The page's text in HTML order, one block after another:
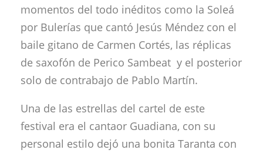
momentos del todo inéditos como la Soleá
por Bulerías que cantó Jesús Méndez con el
baile gitano de Carmen Cortés, las réplicas
de saxofón de Perico Sambeat y el posterior
solo de contrabajo de Pablo Martín.
Una de las estrellas del cartel de este
festival era el cantaor Guadiana, con su
personal estilo dejó una bonita Taranta con